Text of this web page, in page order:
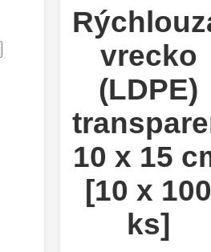
vrecko
(LDPE)
10 x 15
[10 x 100
ks]